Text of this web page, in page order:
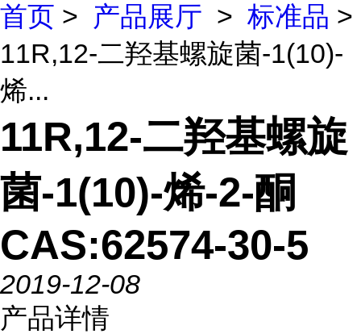
首页 > 产品展厅 > 标准品 >
11R,12-二羟基螺旋菌-1(10)-
烯...
11R,12-二羟基螺旋
菌-1(10)-烯-2-酮
CAS:62574-30-5
2019-12-08
产品详情